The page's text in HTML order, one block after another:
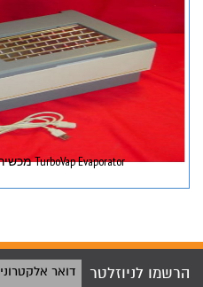
TurboVap Evaporator מכשיר ייבוש בגז חנקן וחימום
הרשמו לניוזלטר דואר אלקטרוני